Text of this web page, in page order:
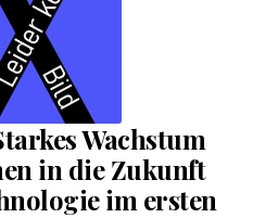
Wachstum
in die Zukunft
im ersten